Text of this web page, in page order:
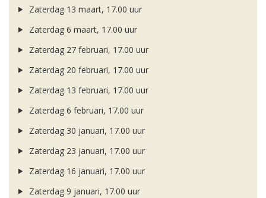
Zaterdag 13 maart, 17.00 uur
Zaterdag 6 maart, 17.00 uur
Zaterdag 27 februari, 17.00 uur
Zaterdag 20 februari, 17.00 uur
Zaterdag 13 februari, 17.00 uur
Zaterdag 6 februari, 17.00 uur
Zaterdag 30 januari, 17.00 uur
Zaterdag 23 januari, 17.00 uur
Zaterdag 16 januari, 17.00 uur
Zaterdag 9 januari, 17.00 uur